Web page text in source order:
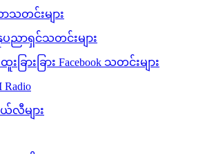
သတင်းများ
ညာရှင်သတင်းများ
းခြားခြား Facebook သတင်းများ
လီများ